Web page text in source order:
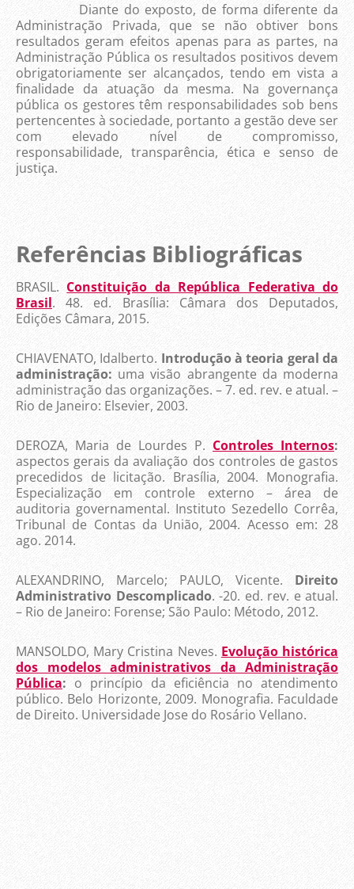
Diante do exposto, de forma diferente da
Administração Privada, que se não obtiver bons
resultados geram efeitos apenas para as partes, na
Administração Pública os resultados positivos devem
obrigatoriamente ser alcançados, tendo em vista a
finalidade da atuação da mesma. Na governança
pública os gestores têm responsabilidades sob bens
pertencentes à sociedade, portanto a gestão deve ser
com elevado nível de compromisso,
responsabilidade, transparência, ética e senso de
justiça.
Referências Bibliográficas
BRASIL. Constituição da República Federativa do
Brasil. 48. ed. Brasília: Câmara dos Deputados,
Edições Câmara, 2015.
CHIAVENATO, Idalberto. Introdução à teoria geral da
administração: uma visão abrangente da moderna
administração das organizações. – 7. ed. rev. e atual. –
Rio de Janeiro: Elsevier, 2003.
DEROZA, Maria de Lourdes P. Controles Internos:
aspectos gerais da avaliação dos controles de gastos
precedidos de licitação. Brasília, 2004. Monografia.
Especialização em controle externo – área de
auditoria governamental. Instituto Sezedello Corrêa,
Tribunal de Contas da União, 2004. Acesso em: 28
ago. 2014.
ALEXANDRINO, Marcelo; PAULO, Vicente. Direito
Administrativo Descomplicado. -20. ed. rev. e atual.
– Rio de Janeiro: Forense; São Paulo: Método, 2012.
MANSOLDO, Mary Cristina Neves. Evolução histórica
dos modelos administrativos da Administração
Pública: o princípio da eficiência no atendimento
público. Belo Horizonte, 2009. Monografia. Faculdade
de Direito. Universidade Jose do Rosário Vellano.